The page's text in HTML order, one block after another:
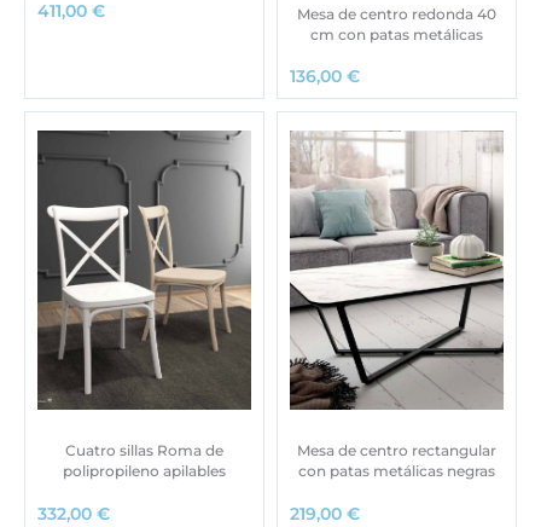
411,00 €
Mesa de centro redonda 40
cm con patas metálicas
136,00 €
Cuatro sillas Roma de
polipropileno apilables
332,00 €
Mesa de centro rectangular
con patas metálicas negras
219,00 €